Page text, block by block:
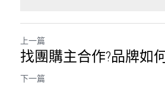
上一篇
找團購主合作?品牌如
下一篇